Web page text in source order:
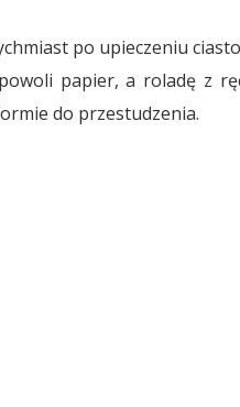
po upieczeniu
papier, a roladę z
do przestudzenia.